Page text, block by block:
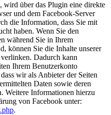
wird über das Plugin eine direkte
und dem Facebook-Server
die Information, dass Sie mit
haben. Wenn Sie den
während Sie in Ihrem
können Sie die Inhalte unserer
Dadurch kann
Ihrem Benutzerkonto
wir als Anbieter der Seiten
Daten sowie deren
Weitere Informationen hierzu
von Facebook unter:
.